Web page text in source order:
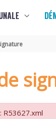
R53627.xml